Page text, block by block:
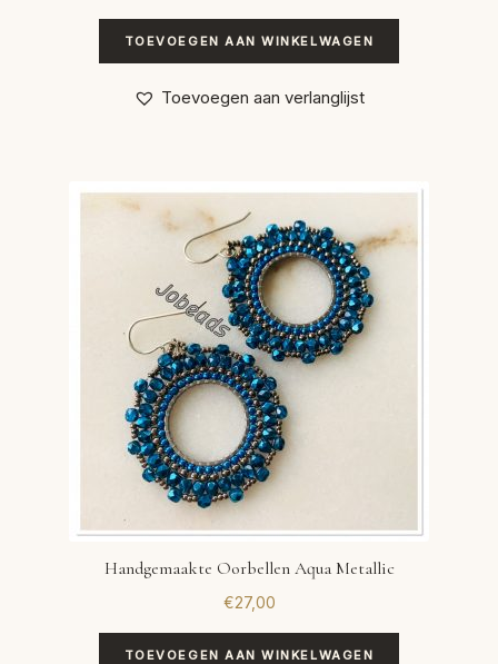
TOEVOEGEN AAN WINKELWAGEN
Toevoegen aan verlanglijst
Handgemaakte Oorbellen Aqua Metallic
€27,00
TOEVOEGEN AAN WINKELWAGEN